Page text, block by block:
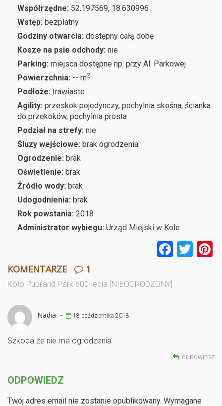
Współrzędne: 52.197569, 18.630996
Wstęp: bezpłatny
Godziny otwarcia: dostępny całą dobę
Kosze na psie odchody: nie
Parking: miejsca dostępne np. przy Al. Parkowej
Powierzchnia: -- m2
Podłoże: trawiaste
Agility: przeskok pojedynczy, pochylnia skośna, ścianka
do przekoków, pochylnia prosta
Podział na strefy: nie
Śluzy wejściowe: brak ogrodzenia
Ogrodzenie: brak
Oświetlenie: brak
Źródło wody: brak
Udogodnienia: brak
Rok powstania: 2018
Administrator wybiegu: Urząd Miejski w Kole
F T
KOMENTARZE 1
Koło Pupiland Park 600-lecia [NIEOGRODZONY]
Nadia - 18 października 2018
Szkoda że nie ma ogrodzenia
ODPOWIEDZ
ODPOWIEDZ
Twój adres email nie zostanie opublikowany. Wymagane